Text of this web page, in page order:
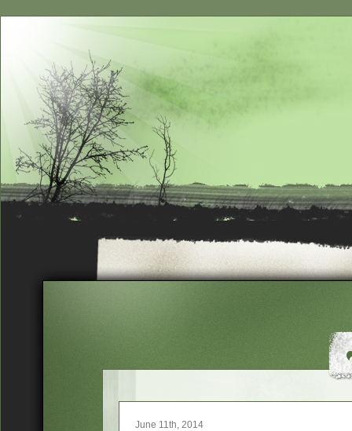
June 11th, 2014